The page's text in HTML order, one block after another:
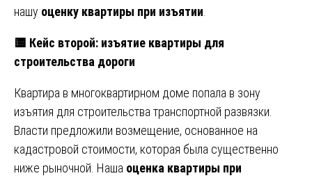
нашу оценку квартиры при изъятии
🟨 Кейс второй: изъятие квартиры для
строительства дороги
Квартира в многоквартирном доме попала в зону
изъятия для строительства транспортной развязки.
Власти предложили возмещение, основанное на
кадастровой стоимости, которая была существенно
ниже рыночной. Наша оценка квартиры при